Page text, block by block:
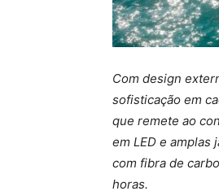
Com design
sofisticação em
que remete ao
em LED e amplas
com fibra de
horas.